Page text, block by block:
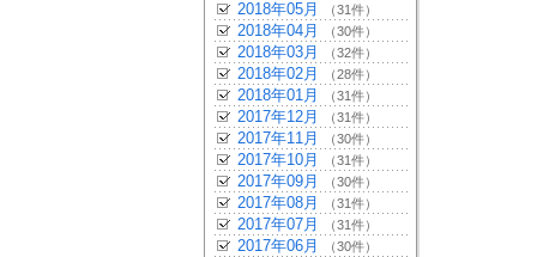
2018年05月 （31件）
2018年04月 （30件）
2018年03月 （32件）
2018年02月 （28件）
2018年01月 （31件）
2017年12月 （31件）
2017年11月 （30件）
2017年10月 （31件）
2017年09月 （30件）
2017年08月 （31件）
2017年07月 （31件）
2017年06月 （30件）